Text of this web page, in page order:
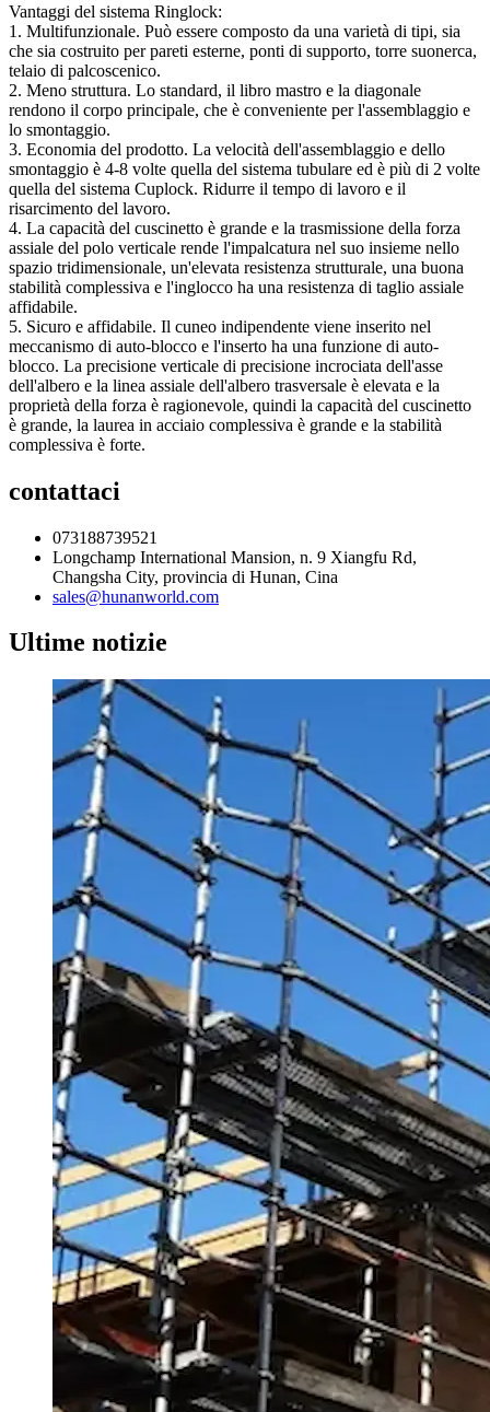
Vantaggi del sistema Ringlock:
1. Multifunzionale. Può essere composto da una varietà di tipi, sia
che sia costruito per pareti esterne, ponti di supporto, torre suonerca,
telaio di palcoscenico.
2. Meno struttura. Lo standard, il libro mastro e la diagonale
rendono il corpo principale, che è conveniente per l'assemblaggio e
lo smontaggio.
3. Economia del prodotto. La velocità dell'assemblaggio e dello
smontaggio è 4-8 volte quella del sistema tubulare ed è più di 2 volte
quella del sistema Cuplock. Ridurre il tempo di lavoro e il
risarcimento del lavoro.
4. La capacità del cuscinetto è grande e la trasmissione della forza
assiale del polo verticale rende l'impalcatura nel suo insieme nello
spazio tridimensionale, un'elevata resistenza strutturale, una buona
stabilità complessiva e l'inglocco ha una resistenza di taglio assiale
affidabile.
5. Sicuro e affidabile. Il cuneo indipendente viene inserito nel
meccanismo di auto-blocco e l'inserto ha una funzione di auto-
blocco. La precisione verticale di precisione incrociata dell'asse
dell'albero e la linea assiale dell'albero trasversale è elevata e la
proprietà della forza è ragionevole, quindi la capacità del cuscinetto
è grande, la laurea in acciaio complessiva è grande e la stabilità
complessiva è forte.
contattaci
073188739521
Longchamp International Mansion, n. 9 Xiangfu Rd,
Changsha City, provincia di Hunan, Cina
sales@hunanworld.com
Ultime notizie